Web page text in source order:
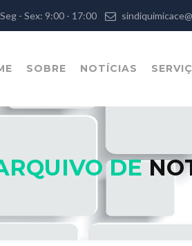
Seg - Sex: 9:00 - 17:00
SOBRE NOTÍCIAS
DE